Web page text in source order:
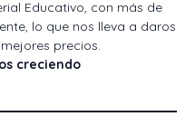
Educativo, con más de
lo que nos lleva a daros
precios.
creciendo